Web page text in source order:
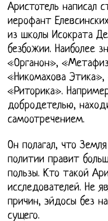
Аристотель написал
иерофант
из школы Исократа
безбожии. Наиболее
«Органон»,
«Никомахова
«Риторика».
добродетелью,
самоотречением.
Он полагал, что
политии правит
пользы. Кто такой
исследователей. Не
причин, эйдосы без
сущего.